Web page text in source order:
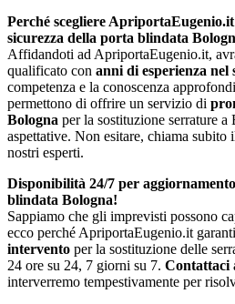
Perché scegliere
sicurezza della porta blindata
Affidandoti ad ApriportaEugenio.it,
qualificato con anni di esperienza nel
competenza e la conoscenza
permettono di offrire un servizio di
Bologna per la sostituzione serrature
aspettative. Non esitare, chiama subito
nostri esperti.
Disponibilità 24/7 per
blindata Bologna!
Sappiamo che gli imprevisti possono
ecco perché ApriportaEugenio.it
intervento per la sostituzione delle
24 ore su 24, 7 giorni su 7. Contattaci
interverremo tempestivamente per